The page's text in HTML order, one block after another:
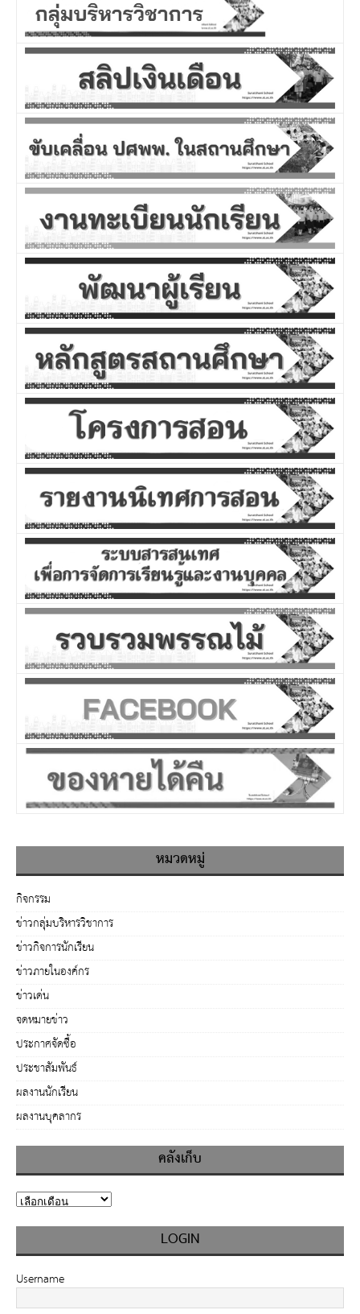
หมวดหมู่
กิจกรรม
ข่าวกลุ่มบริหารวิชาการ
ข่าวกิจการนักเรียน
ข่าวภายในองค์กร
ข่าวเด่น
จดหมายข่าว
ประกาศจัดซื้อ
ประชาสัมพันธ์
ผลงานนักเรียน
ผลงานบุคลากร
คลังเก็บ
LOGIN
Username